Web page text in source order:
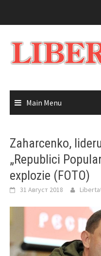
Main Menu
Zaharcenko,
„Republici
explozie (FOTO)
31 Август 2018